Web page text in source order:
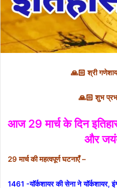
🙏🏻 श्री
🙏🏻 शुभ
आज 29 मार्च के दिन
और
29 मार्च की महत्वपूर्ण घटनाएँ –
1461 -यॉर्कशायर की सेना ने